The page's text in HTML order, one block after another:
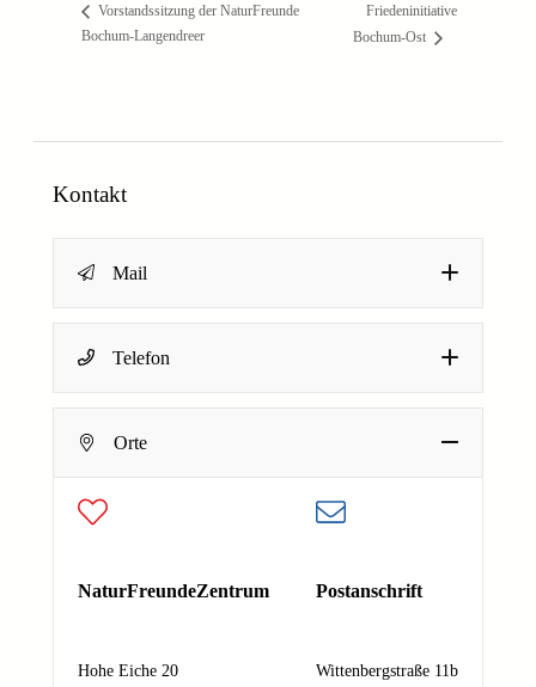
Vorstandssitzung der NaturFreunde
Bochum-Langendreer
Friedeninitiative
Bochum-Ost
Kontakt
Mail
a
m
N
a
c
i
t
E-Mail-Adresse
Telefon
Orte
NaturFreundeZentrum
Hohe Eiche 20
Postanschrift
Wittenbergstraße 11b